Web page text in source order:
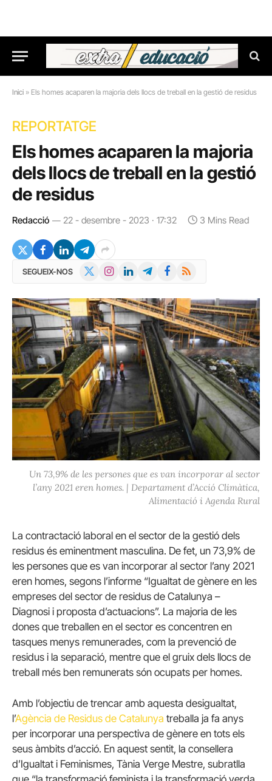
Inici » Els homes acaparen la majoria dels llocs de treball en la gestió de residus
REPORTATGE
Els homes acaparen la majoria
dels llocs de treball en la gestió
de residus
Redacció 22 - desembre - 2023 · 17:32 3 Mins Read
SEGUEIX-NOS InstagramLinkedInTelegramFacebook
RSS
Un 73,9% de les persones que es van incorporar al sector
l’any 2021 eren homes. | Departament d’Acció Climàtica,
Alimentació i Agenda Rural
La contractació laboral en el sector de la gestió dels
residus és eminentment masculina. De fet, un 73,9% de
les persones que es van incorporar al sector l’any 2021
eren homes, segons l’informe “Igualtat de gènere en les
empreses del sector de residus de Catalunya –
Diagnosi i proposta d’actuacions”. La majoria de les
dones que treballen en el sector es concentren en
tasques menys remunerades, com la prevenció de
residus i la separació, mentre que el gruix dels llocs de
treball més ben remunerats són ocupats per homes.
Amb l’objectiu de trencar amb aquesta desigualtat,
l’Agència de Residus de Catalunya treballa ja fa anys
per incorporar una perspectiva de gènere en tots els
seus àmbits d’acció. En aquest sentit, la consellera
d’Igualtat i Feminismes, Tània Verge Mestre, subratlla